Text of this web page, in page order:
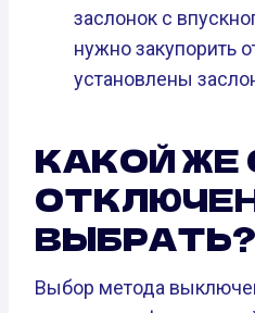
заслонок с
нужно закупорить
установлены
КАКОЙ ЖЕ
ВЫБРАТЬ?
Выбор метода